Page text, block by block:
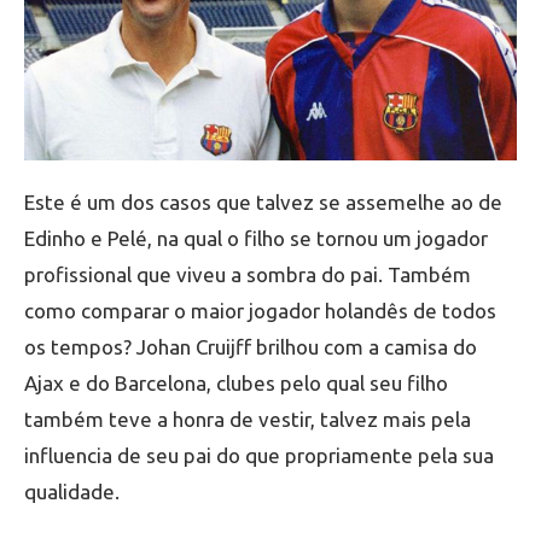
Este é um dos casos que talvez se assemelhe ao de
Edinho e Pelé, na qual o filho se tornou um jogador
profissional que viveu a sombra do pai. Também
como comparar o maior jogador holandês de todos
os tempos? Johan Cruijff brilhou com a camisa do
Ajax e do Barcelona, clubes pelo qual seu filho
também teve a honra de vestir, talvez mais pela
influencia de seu pai do que propriamente pela sua
qualidade.